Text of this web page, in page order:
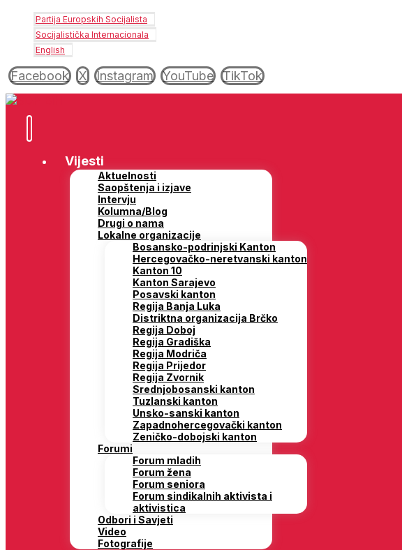
Partija Europskih Socijalista
Socijalistička Internacionala
English
Facebook X Instagram YouTube TikTok
Vijesti
Aktuelnosti
Saopštenja i izjave
Intervju
Kolumna/Blog
Drugi o nama
Lokalne organizacije
Bosansko-podrinjski Kanton
Hercegovačko-neretvanski kanton
Kanton 10
Kanton Sarajevo
Posavski kanton
Regija Banja Luka
Distriktna organizacija Brčko
Regija Doboj
Regija Gradiška
Regija Modriča
Regija Prijedor
Regija Zvornik
Srednjobosanski kanton
Tuzlanski kanton
Unsko-sanski kanton
Zapadnohercegovački kanton
Zeničko-dobojski kanton
Forumi
Forum mladih
Forum žena
Forum seniora
Forum sindikalnih aktivista i
aktivistica
Odbori i Savjeti
Video
Fotografije